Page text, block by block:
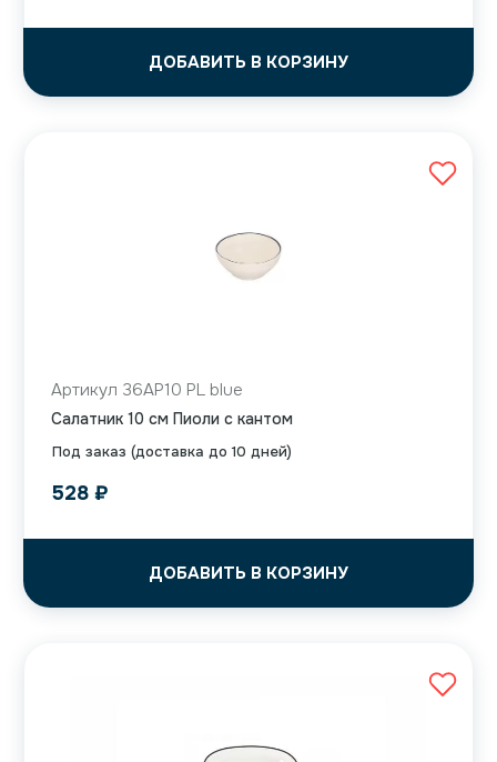
ДОБАВИТЬ В КОРЗИНУ
Под заказ (доставка до 10 дней)
Артикул 36AP10 PL blue
Салатник 10 см Пиоли с кантом
528 ₽
ДОБАВИТЬ В КОРЗИНУ